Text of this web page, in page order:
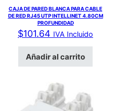
CAJA DE PARED BLANCA PARA CABLE
DE RED RJ45 UTP INTELLINET 4.80CM
PROFUNDIDAD
$101.64 IVA Incluido
Añadir al carrito